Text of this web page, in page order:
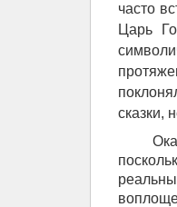
часто
Царь
сказки,